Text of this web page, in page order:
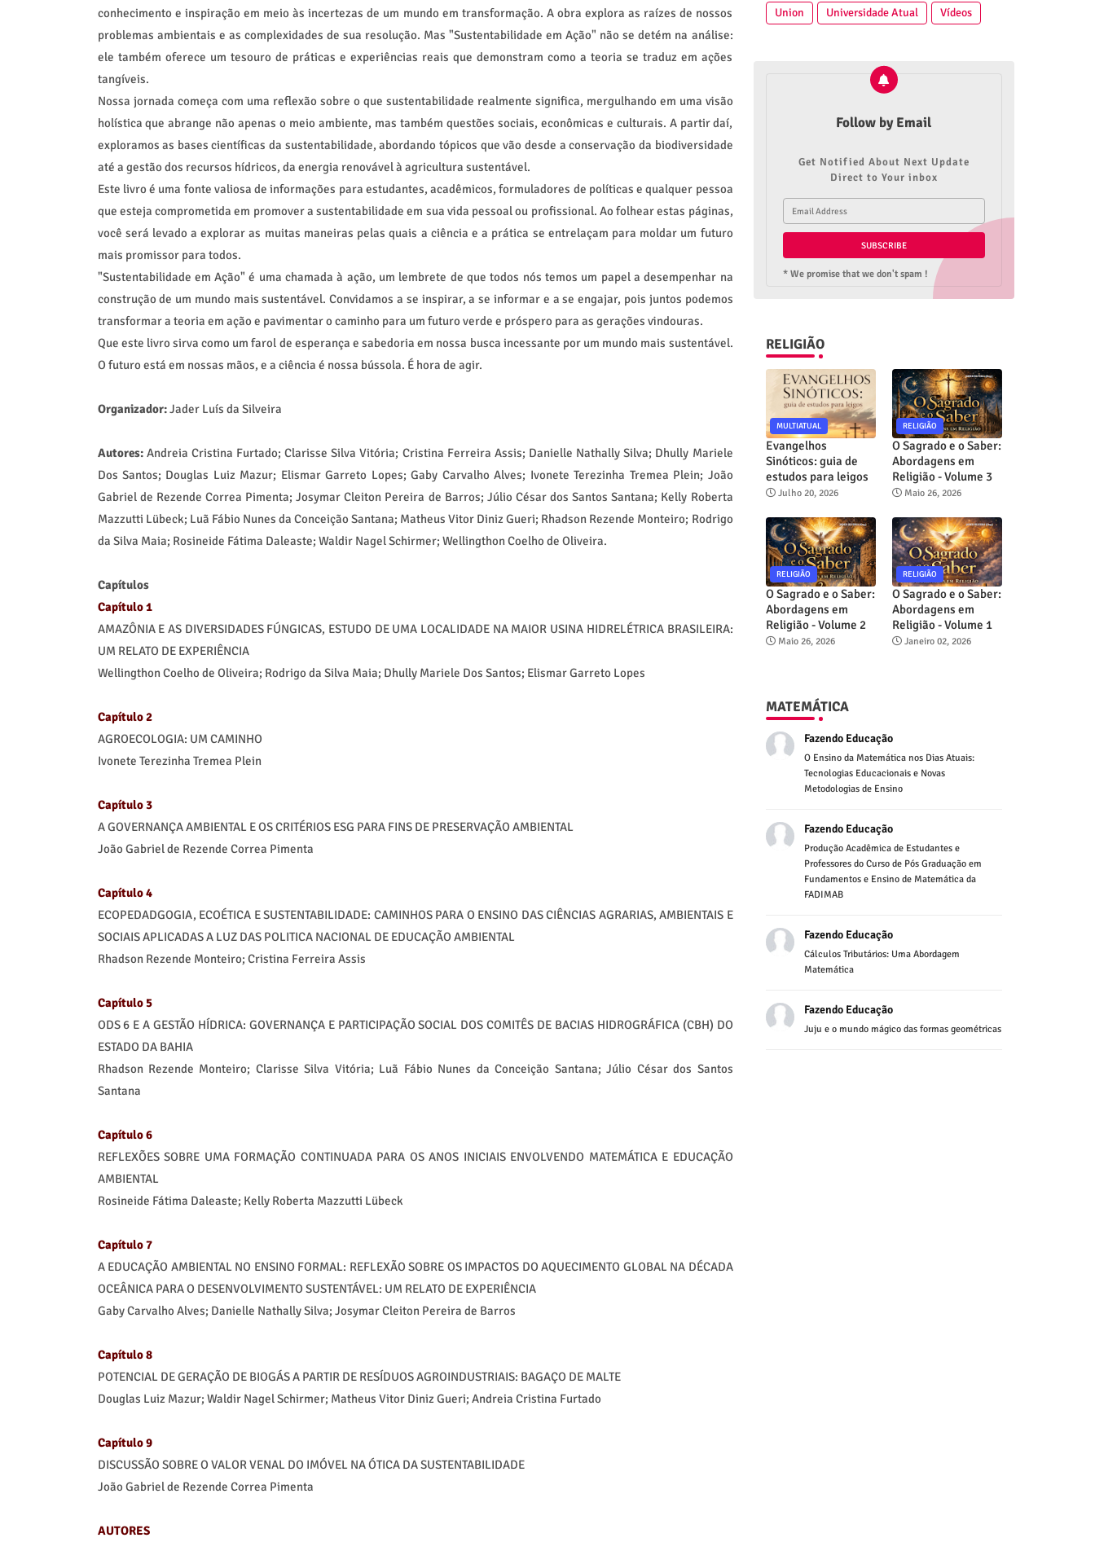
conhecimento e inspiração em meio às incertezas de um mundo em transformação. A obra explora as raízes de nossos
problemas ambientais e as complexidades de sua resolução. Mas "Sustentabilidade em Ação" não se detém na análise:
ele também oferece um tesouro de práticas e experiências reais que demonstram como a teoria se traduz em ações
tangíveis.
Nossa jornada começa com uma reflexão sobre o que sustentabilidade realmente significa, mergulhando em uma visão
holística que abrange não apenas o meio ambiente, mas também questões sociais, econômicas e culturais. A partir daí,
exploramos as bases científicas da sustentabilidade, abordando tópicos que vão desde a conservação da biodiversidade
até a gestão dos recursos hídricos, da energia renovável à agricultura sustentável.
Este livro é uma fonte valiosa de informações para estudantes, acadêmicos, formuladores de políticas e qualquer pessoa
que esteja comprometida em promover a sustentabilidade em sua vida pessoal ou profissional. Ao folhear estas páginas,
você será levado a explorar as muitas maneiras pelas quais a ciência e a prática se entrelaçam para moldar um futuro
mais promissor para todos.
"Sustentabilidade em Ação" é uma chamada à ação, um lembrete de que todos nós temos um papel a desempenhar na
construção de um mundo mais sustentável. Convidamos a se inspirar, a se informar e a se engajar, pois juntos podemos
transformar a teoria em ação e pavimentar o caminho para um futuro verde e próspero para as gerações vindouras.
Que este livro sirva como um farol de esperança e sabedoria em nossa busca incessante por um mundo mais sustentável.
O futuro está em nossas mãos, e a ciência é nossa bússola. É hora de agir.
Organizador:Jader Luís da Silveira
Autores: Andreia Cristina Furtado; Clarisse Silva Vitória; Cristina Ferreira Assis; Danielle Nathally Silva; Dhully Mariele
Dos Santos; Douglas Luiz Mazur; Elismar Garreto Lopes; Gaby Carvalho Alves; Ivonete Terezinha Tremea Plein; João
Gabriel de Rezende Correa Pimenta; Josymar Cleiton Pereira de Barros; Júlio César dos Santos Santana; Kelly Roberta
Mazzutti Lübeck; Luã Fábio Nunes da Conceição Santana; Matheus Vitor Diniz Gueri; Rhadson Rezende Monteiro; Rodrigo
da Silva Maia; Rosineide Fátima Daleaste; Waldir Nagel Schirmer; Wellingthon Coelho de Oliveira.
Capítulos
Capítulo 1
AMAZÔNIA E AS DIVERSIDADES FÚNGICAS, ESTUDO DE UMA LOCALIDADE NA MAIOR USINA HIDRELÉTRICA BRASILEIRA:
UM RELATO DE EXPERIÊNCIA
Wellingthon Coelho de Oliveira; Rodrigo da Silva Maia; Dhully Mariele Dos Santos; Elismar Garreto Lopes
Capítulo 2
AGROECOLOGIA: UM CAMINHO
Ivonete Terezinha Tremea Plein
Capítulo 3
A GOVERNANÇA AMBIENTAL E OS CRITÉRIOS ESG PARA FINS DE PRESERVAÇÃO AMBIENTAL
João Gabriel de Rezende Correa Pimenta
Capítulo 4
ECOPEDADGOGIA, ECOÉTICA E SUSTENTABILIDADE: CAMINHOS PARA O ENSINO DAS CIÊNCIAS AGRARIAS, AMBIENTAIS E
SOCIAIS APLICADAS A LUZ DAS POLITICA NACIONAL DE EDUCAÇÃO AMBIENTAL
Rhadson Rezende Monteiro; Cristina Ferreira Assis
Capítulo 5
ODS 6 E A GESTÃO HÍDRICA: GOVERNANÇA E PARTICIPAÇÃO SOCIAL DOS COMITÊS DE BACIAS HIDROGRÁFICA (CBH) DO
ESTADO DA BAHIA
Rhadson Rezende Monteiro; Clarisse Silva Vitória; Luã Fábio Nunes da Conceição Santana; Júlio César dos Santos
Santana
Capítulo 6
REFLEXÕES SOBRE UMA FORMAÇÃO CONTINUADA PARA OS ANOS INICIAIS ENVOLVENDO MATEMÁTICA E EDUCAÇÃO
AMBIENTAL
Rosineide Fátima Daleaste; Kelly Roberta Mazzutti Lübeck
Capítulo 7
A EDUCAÇÃO AMBIENTAL NO ENSINO FORMAL: REFLEXÃO SOBRE OS IMPACTOS DO AQUECIMENTO GLOBAL NA DÉCADA
OCEÂNICA PARA O DESENVOLVIMENTO SUSTENTÁVEL: UM RELATO DE EXPERIÊNCIA
Gaby Carvalho Alves; Danielle Nathally Silva; Josymar Cleiton Pereira de Barros
Capítulo 8
POTENCIAL DE GERAÇÃO DE BIOGÁS A PARTIR DE RESÍDUOS AGROINDUSTRIAIS: BAGAÇO DE MALTE
Douglas Luiz Mazur; Waldir Nagel Schirmer; Matheus Vitor Diniz Gueri; Andreia Cristina Furtado
Capítulo 9
DISCUSSÃO SOBRE O VALOR VENAL DO IMÓVEL NA ÓTICA DA SUSTENTABILIDADE
João Gabriel de Rezende Correa Pimenta
AUTORES
Union
Universidade Atual Vídeos
Follow by Email
Get Notified About Next Update
Direct to Your inbox
* We promise that we don't spam !
RELIGIÃO
MULTIATUAL
Evangelhos
Sinóticos: guia de
estudos para leigos
Julho 20, 2026
RELIGIÃO
O Sagrado e o Saber:
Abordagens em
Religião - Volume 3
Maio 26, 2026
RELIGIÃO
O Sagrado e o Saber:
Abordagens em
Religião - Volume 2
Maio 26, 2026
RELIGIÃO
O Sagrado e o Saber:
Abordagens em
Religião - Volume 1
Janeiro 02, 2026
MATEMÁTICA
Fazendo Educação
O Ensino da Matemática nos Dias Atuais:
Tecnologias Educacionais e Novas
Metodologias de Ensino
Fazendo Educação
Produção Acadêmica de Estudantes e
Professores do Curso de Pós Graduação em
Fundamentos e Ensino de Matemática da
FADIMAB
Fazendo Educação
Cálculos Tributários: Uma Abordagem
Matemática
Fazendo Educação
Juju e o mundo mágico das formas geométricas